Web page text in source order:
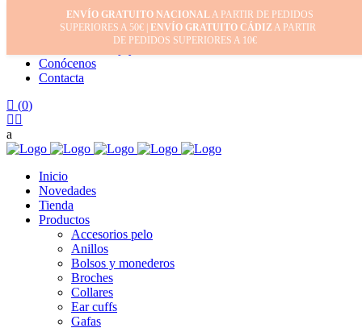
Inicio
Mi cuenta
Conócenos
Contacta
(0)
Inicio
Novedades
Tienda
Productos
Accesorios pelo
Anillos
Bolsos y monederos
Broches
Collares
Ear cuffs
Gafas
ENVÍO GRATUITO NACIONALA PARTIR DE PEDIDOS
SUPERIORES A 50€ | ENVÍO GRATUITO CÁDIZA PARTIR
DE PEDIDOS SUPERIORES A 10€